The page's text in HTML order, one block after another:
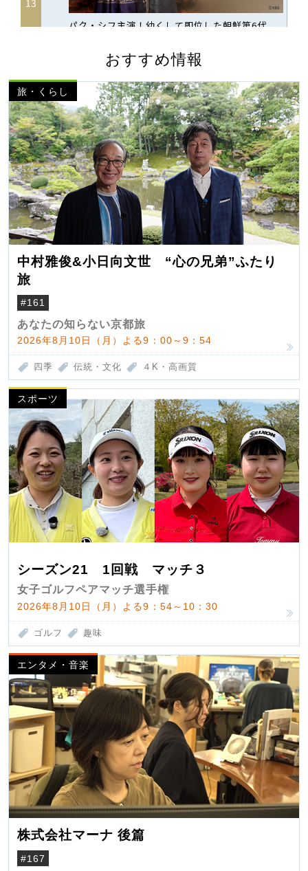
おすすめ情報
旅・くらし
中村雅俊&小日向文世 “心の兄弟”ふたり
旅
#161
あなたの知らない京都旅
2026年8月10日（月）よる9：00～9：54
四季 伝統・文化 ４K・高画質
スポーツ
シーズン21 1回戦 マッチ３
女子ゴルフペアマッチ選手権
2026年8月10日（月）よる9：54～10：30
ゴルフ 趣味
エンタメ・音楽
株式会社マーナ 後篇
#167